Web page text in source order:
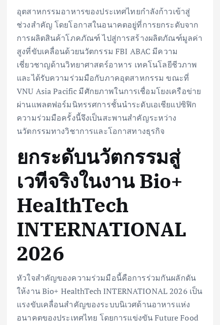
อุตสาหกรรมอาหารของประเทศไทยกำลังก้าวเข้าสู่
ช่วงสำคัญ โดยโอกาสในอนาคตอยู่ที่การยกระดับจาก
การผลิตสินค้าโภคภัณฑ์ ไปสู่การสร้างผลิตภัณฑ์มูลค่า
สูงที่ขับเคลื่อนด้วยนวัตกรรม FBI ABAC มีความ
เชี่ยวชาญด้านวิทยาศาสตร์อาหาร เทคโนโลยีชีวภาพ
และได้รับความร่วมมือกับภาคอุตสาหกรรม ขณะที่
VNU Asia Pacific มีศักยภาพในการเชื่อมโยงเครือข่าย
ผ่านแพลตฟอร์มนิทรรศการชั้นนำระดับเอเชียแปซิฟิก
ความร่วมมือครั้งนี้จึงเป็นสะพานสำคัญระหว่าง
นวัตกรรมทางวิชาการและโอกาสทางธุรกิจ
ยกระดับนวัตกรรมสู่
เวทีจริงในงาน Bio+
HealthTech
INTERNATIONAL
2026
หัวใจสำคัญของความร่วมมือนี้คือการร่วมกันผลักดัน
ให้งาน Bio+ HealthTech INTERNATIONAL 2026 เป็น
แรงขับเคลื่อนสำคัญของระบบนิเวศด้านอาหารแห่ง
อนาคตของประเทศไทย โดยการแข่งขัน Future Food